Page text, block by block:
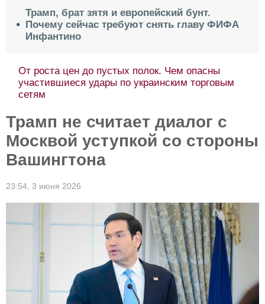
Трамп, брат зятя и европейский бунт.
Почему сейчас требуют снять главу ФИФА
Инфантино
От роста цен до пустых полок. Чем опасны
участившиеся удары по украинским торговым
сетям
Трамп не считает диалог с
Москвой уступкой со стороны
Вашингтона
23:54, 3 июня 2026